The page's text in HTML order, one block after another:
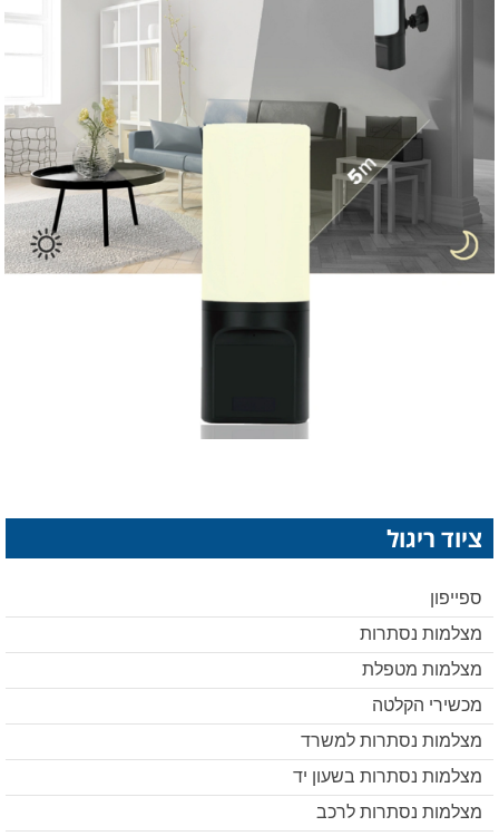
ציוד ריגול
ספייפון
מצלמות נסתרות
מצלמות מטפלת
מכשירי הקלטה
מצלמות נסתרות למשרד
מצלמות נסתרות בשעון יד
מצלמות נסתרות לרכב